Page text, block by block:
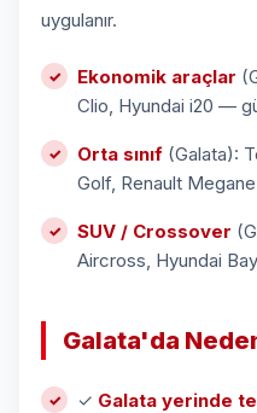
uygulanır.
Ekonomik araçlar
Clio, Hyundai i20 —
Orta sınıf (Galata):
Golf, Renault
SUV / Crossover
Aircross, Hyundai
Galata'da
✓ Galata yerinde